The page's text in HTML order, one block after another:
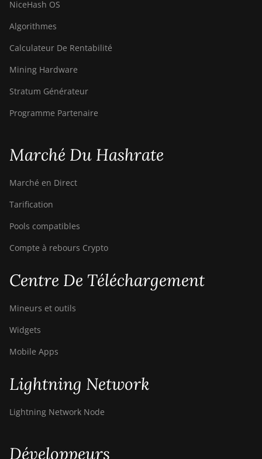
NiceHash OS
Algorithmes
Calculateur De Rentabilité
Mining Hardware
Stratum Générateur
Programme Partenaire
Marché Du Hashrate
Marché en Direct
Tarification
Pools compatibles
Compte à rebours Crypto
Centre De Téléchargement
Mineurs et outils
Widgets
Mobile Apps
Lightning Network
Lightning Network Node
Développeurs